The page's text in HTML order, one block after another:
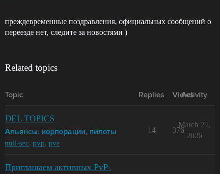
преждевременные поздравления, официальных сообщений о
переезде нет, следите за новостями )
Related topics
Topic Replies Views
Activity
DEL TOPICS
Альянсы, корпорации, пилоты
null-sec, pvp, pve
14 376
March 24,
2026
Приглашаем активных PvP-